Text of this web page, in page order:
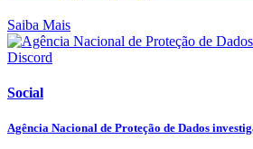
Saiba Mais
Social
Agência Nacional de Proteção de Dados